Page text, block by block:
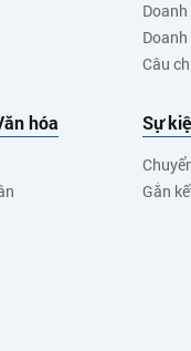
Câu
hóa Sự
Gắn